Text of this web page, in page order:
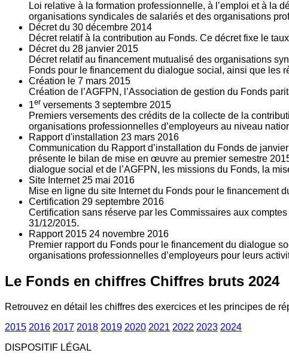
Loi relative à la formation professionnelle, à l’emploi et à la
organisations syndicales de salariés et des organisations
Décret du 30 décembre 2014
Décret relatif à la contribution au Fonds. Ce décret fixe le
Décret du 28 janvier 2015
Décret relatif au financement mutualisé des organisations
Fonds pour le financement du dialogue social, ainsi que les
Création le 7 mars 2015
Création de l’AGFPN, l’Association de gestion du Fonds
1er versements 3 septembre 2015
Premiers versements des crédits de la collecte de la
organisations professionnelles d’employeurs au niveau
Rapport d'installation 23 mars 2016
Communication du Rapport d’installation du Fonds de
présente le bilan de mise en œuvre au premier semestre
dialogue social et de l’AGFPN, les missions du Fonds, la
Site Internet 25 mai 2016
Mise en ligne du site Internet du Fonds pour le financement
Certification 29 septembre 2016
Certification sans réserve par les Commissaires aux
31/12/2015.
Rapport 2015 24 novembre 2016
Premier rapport du Fonds pour le financement du dialogue
organisations professionnelles d’employeurs pour leurs
Le Fonds en chiffres Chiffres bruts 2024
Retrouvez en détail les chiffres des exercices et les principes de
2015 2016 2017 2018 2019 2020 2021 2022 2023 2024
DISPOSITIF LÉGAL